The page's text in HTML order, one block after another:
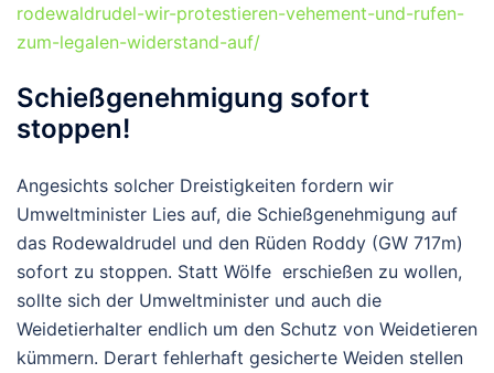
rodewaldrudel-wir-protestieren-vehement-und-rufen-
zum-legalen-widerstand-auf/
Schießgenehmigung sofort
stoppen!
Angesichts solcher Dreistigkeiten fordern wir
Umweltminister Lies auf, die Schießgenehmigung auf
das Rodewaldrudel und den Rüden Roddy (GW 717m)
sofort zu stoppen. Statt Wölfe erschießen zu wollen,
sollte sich der Umweltminister und auch die
Weidetierhalter endlich um den Schutz von Weidetieren
kümmern. Derart fehlerhaft gesicherte Weiden stellen